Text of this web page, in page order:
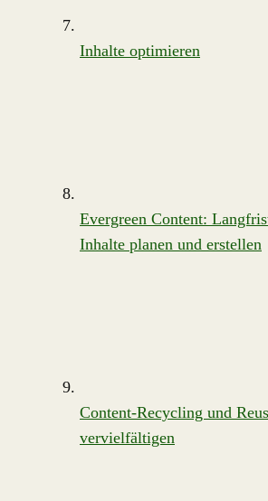
Inhalte optimieren
Evergreen Content:
Inhalte planen und erstellen
Content-Recycling und
vervielfältigen